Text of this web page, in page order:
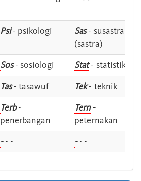
Psi- psikologi Sas- susastra -
(sastra)
Sos- sosiologi Stat- statistik
Tas- tasawuf Tek- teknik
Terb-
penerbangan
Tern-
peternakan
-- - -- -